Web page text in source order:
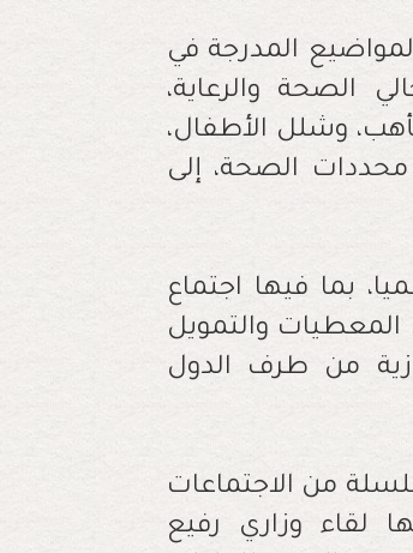
المدرجة في
الصحة والرعاية،
وشلل الأطفال،
محددات الصحة، إلى
ما مجموعه 45 حدثا رسميا، بما فيها اجتماع
والتمويل
من طرف الدول
من الاجتماعات
لقاء وزاري رفيع